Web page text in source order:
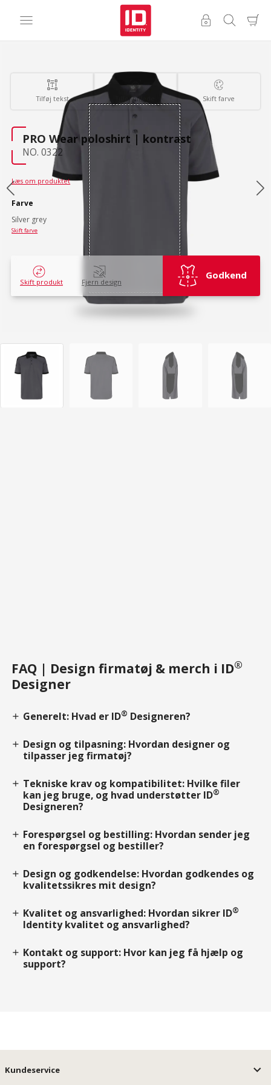
PRO Wear poloshirt | kontrast
NO. 0322
Læs om produktet
Farve
Silver grey
Skift farve
Tilføj tekst Tilføj billede Skift farve
Skift produkt Fjern design
Godkend
FAQ | Design firmatøj & merch i ID®
Designer
add Generelt: Hvad er ID® Designeren?
add Design og tilpasning: Hvordan designer og
tilpasser jeg firmatøj?
add Tekniske krav og kompatibilitet: Hvilke filer
kan jeg bruge, og hvad understøtter ID®
Designeren?
add Forespørgsel og bestilling: Hvordan sender jeg
en forespørgsel og bestiller?
add Design og godkendelse: Hvordan godkendes og
kvalitetssikres mit design?
add Kvalitet og ansvarlighed: Hvordan sikrer ID®
Identity kvalitet og ansvarlighed?
add Kontakt og support: Hvor kan jeg få hjælp og
support?
Kundeservice